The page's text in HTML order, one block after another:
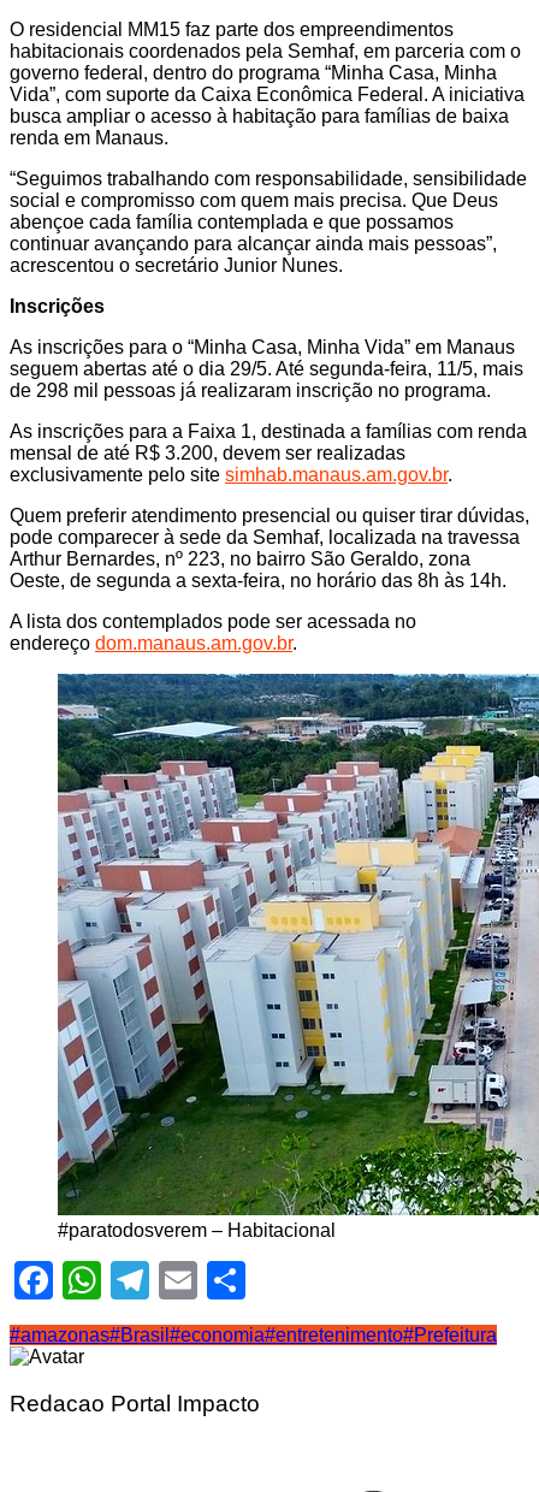
O residencial MM15 faz parte dos empreendimentos
habitacionais coordenados pela Semhaf, em parceria com o
governo federal, dentro do programa “Minha Casa, Minha
Vida”, com suporte da Caixa Econômica Federal. A iniciativa
busca ampliar o acesso à habitação para famílias de baixa
renda em Manaus.
“Seguimos trabalhando com responsabilidade, sensibilidade
social e compromisso com quem mais precisa. Que Deus
abençoe cada família contemplada e que possamos
continuar avançando para alcançar ainda mais pessoas”,
acrescentou o secretário Junior Nunes.
Inscrições
As inscrições para o “Minha Casa, Minha Vida” em Manaus
seguem abertas até o dia 29/5. Até segunda-feira, 11/5, mais
de 298 mil pessoas já realizaram inscrição no programa.
As inscrições para a Faixa 1, destinada a famílias com renda
mensal de até R$ 3.200, devem ser realizadas
exclusivamente pelo site simhab.manaus.am.gov.br.
Quem preferir atendimento presencial ou quiser tirar dúvidas,
pode comparecer à sede da Semhaf, localizada na travessa
Arthur Bernardes, nº 223, no bairro São Geraldo, zona
Oeste, de segunda a sexta-feira, no horário das 8h às 14h.
A lista dos contemplados pode ser acessada no
endereço dom.manaus.am.gov.br.
#paratodosverem – Habitacional
Facebook
WhatsApp
Telegram
Email
#amazonas#Brasil #economia#entretenimento#Prefeitura
Redacao Portal Impacto